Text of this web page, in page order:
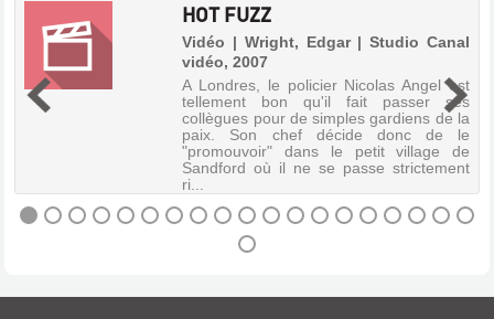
THE
BRIDE!
Vidéo
|
Gyllenhaal,
Bros.
Home
Rongé
HOT FUZZ
Vidéo | Wright, Edgar | Studio Canal
vidéo, 2007
A Londres, le policier Nicolas Angel est
tellement bon qu'il fait passer ses
collègues pour de simples gardiens de la
paix. Son chef décide donc de le
"promouvoir" dans le petit village de
Sandford où il ne se passe strictement
ri...